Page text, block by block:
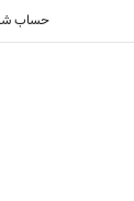
حساب